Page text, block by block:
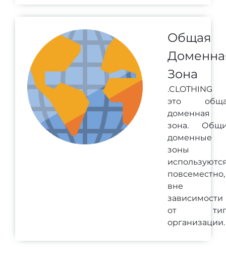
Общая
Зона
это
доменная
зона.
доменные
зоны
повсеместно,
вне
зависимости
от
организации.